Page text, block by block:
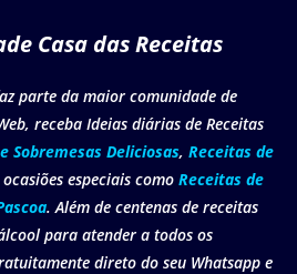
Casa das Receitas
parte da maior comunidade de
receba Ideias diárias de Receitas
Sobremesas Deliciosas, Receitas de
especiais como Receitas de
. Além de centenas de receitas
para atender a todos os
direto do seu Whatsapp e